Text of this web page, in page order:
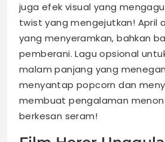
juga efek visual yang
twist yang mengejutkan! April
yang menyeramkan, bahkan
pemberani. Lagu opsional
malam panjang yang
menyantap popcorn dan
membuat pengalaman
berkesan seram!